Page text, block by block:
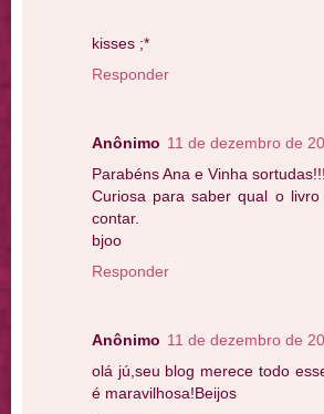
kisses ;*
Responder
Anônimo 11 de dezembro de
Parabéns Ana e Vinha sortudas!!!
Curiosa para saber qual o
contar.
bjoo
Responder
Anônimo 11 de dezembro de
olá jú,seu blog merece todo
é maravilhosa!Beijos